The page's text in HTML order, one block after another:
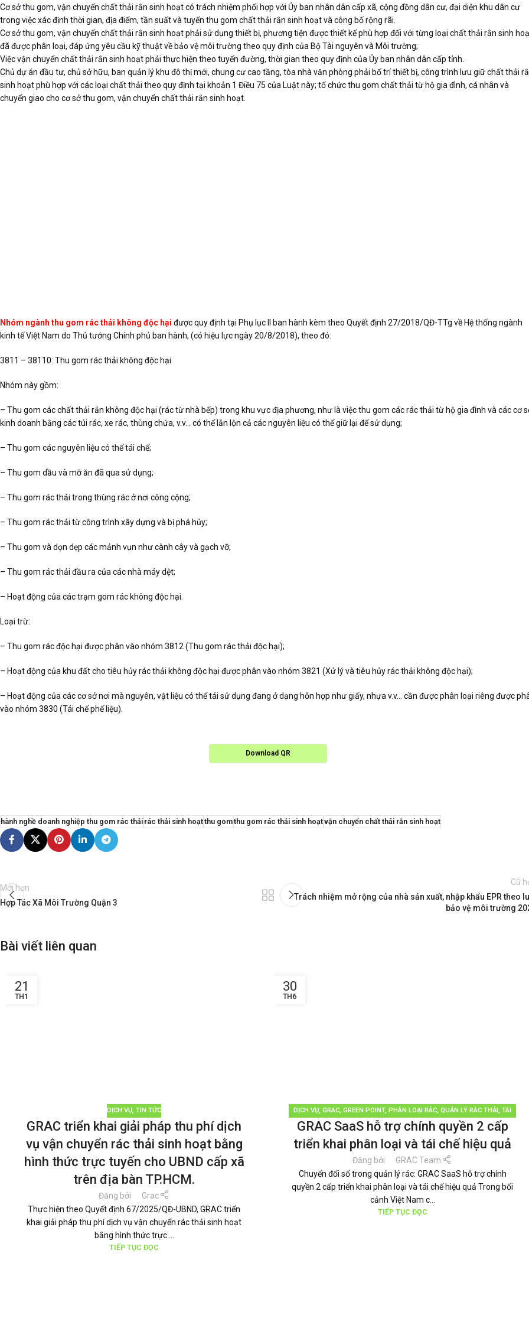
Cơ sở thu gom, vận chuyển chất thải rắn sinh hoạt có trách nhiệm phối hợp với Ủy ban nhân dân cấp xã, cộng đồng dân cư, đại diện khu dân cư
trong việc xác định thời gian, địa điểm, tần suất và tuyến thu gom chất thải rắn sinh hoạt và công bố rộng rãi.
Cơ sở thu gom, vận chuyển chất thải rắn sinh hoạt phải sử dụng thiết bị, phương tiện được thiết kế phù hợp đối với từng loại chất thải rắn sinh
đã được phân loại, đáp ứng yêu cầu kỹ thuật về bảo vệ môi trường theo quy định của Bộ Tài nguyên và Môi trường;
Việc vận chuyển chất thải rắn sinh hoạt phải thực hiện theo tuyến đường, thời gian theo quy định của Ủy ban nhân dân cấp tỉnh.
Chủ dự án đầu tư, chủ sở hữu, ban quản lý khu đô thị mới, chung cư cao tầng, tòa nhà văn phòng phải bố trí thiết bị, công trình lưu giữ chất thải
sinh hoạt phù hợp với các loại chất thải theo quy định tại khoản 1 Điều 75 của Luật này; tổ chức thu gom chất thải từ hộ gia đình, cá nhân và
chuyển giao cho cơ sở thu gom, vận chuyển chất thải rắn sinh hoạt.
Nhóm ngành thu gom rác thải không độc hại được quy định tại Phụ lục II ban hành kèm theo Quyết định 27/2018/QĐ-TTg về Hệ thống ngành
kinh tế Việt Nam do Thủ tướng Chính phủ ban hành, (có hiệu lực ngày 20/8/2018), theo đó:
3811 – 38110: Thu gom rác thải không độc hại
Nhóm này gồm:
– Thu gom các chất thải rắn không độc hại (rác từ nhà bếp) trong khu vực địa phương, như là việc thu gom các rác thải từ hộ gia đình và các cơ
kinh doanh bằng các túi rác, xe rác, thùng chứa, v.v… có thể lẫn lộn cả các nguyên liệu có thể giữ lại để sử dụng;
– Thu gom các nguyên liệu có thể tái chế;
– Thu gom dầu và mỡ ăn đã qua sử dụng;
– Thu gom rác thải trong thùng rác ở nơi công cộng;
– Thu gom rác thải từ công trình xây dựng và bị phá hủy;
– Thu gom và dọn dẹp các mảnh vụn như cành cây và gạch vỡ;
– Thu gom rác thải đầu ra của các nhà máy dệt;
– Hoạt động của các trạm gom rác không độc hại.
Loại trừ:
– Thu gom rác độc hại được phân vào nhóm 3812 (Thu gom rác thải độc hại);
– Hoạt động của khu đất cho tiêu hủy rác thải không độc hại được phân vào nhóm 3821 (Xử lý và tiêu hủy rác thải không độc hại);
– Hoạt động của các cơ sở nơi mà nguyên, vật liệu có thể tái sử dụng đang ở dạng hỗn hợp như giấy, nhựa v.v… cần được phân loại riêng được
vào nhóm 3830 (Tái chế phế liệu).
Download QR
hành nghề doanh nghiệp thu gom rác thảirác thải sinh hoạtthu gomthu gom rác thải sinh hoạtvận chuyển chất thải rắn sinh hoạt
Mới hơn
Hợp Tác Xã Môi Trường Quận 3
Cũ
Trách nhiệm mở rộng của nhà sản xuất, nhập khẩu EPR theo
bảo vệ môi trường
Bài viết liên quan
21
TH1
DỊCH VỤ,TIN TỨC
GRAC triển khai giải pháp thu phí dịch
vụ vận chuyển rác thải sinh hoạt bằng
hình thức trực tuyến cho UBND cấp xã
trên địa bàn TP.HCM.
Đăng bởi
Grac
Thực hiện theo Quyết định 67/2025/QĐ-UBND, GRAC triển
khai giải pháp thu phí dịch vụ vận chuyển rác thải sinh hoạt
bằng hình thức trực ...
TIẾP TỤC ĐỌC
30
TH6
DỊCH VỤ,GRAC,GREEN POINT, PHÂN LOẠI RÁC,QUẢN LÝ RÁC THẢI,TÁI
CHẾ TÁI SỬ DỤNG
GRAC SaaS hỗ trợ chính quyền 2 cấp
triển khai phân loại và tái chế hiệu quả
Đăng bởi
GRAC Team
Chuyển đổi số trong quản lý rác: GRAC SaaS hỗ trợ chính
quyền 2 cấp triển khai phân loại và tái chế hiệu quả Trong bối
cảnh Việt Nam c...
TIẾP TỤC ĐỌC